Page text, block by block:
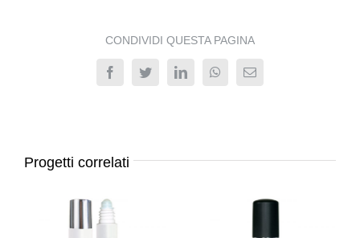
CONDIVIDI QUESTA PAGINA
FacebookTwitterLinkedInWhatsApp
Email
Progetti correlati